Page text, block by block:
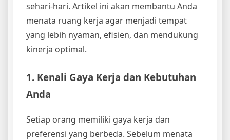
sehari-hari. Artikel ini akan membantu Anda
menata ruang kerja agar menjadi tempat
yang lebih nyaman, efisien, dan mendukung
kinerja optimal.
1. Kenali Gaya Kerja dan Kebutuhan
Anda
Setiap orang memiliki gaya kerja dan
preferensi yang berbeda. Sebelum menata